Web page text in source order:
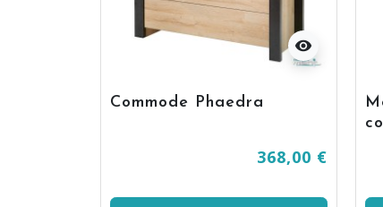
visibility
Commode Phaedra
368,00 €